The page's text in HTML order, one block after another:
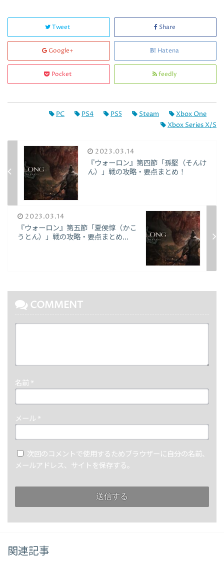
Tweet Share
Google+ Hatena
Pocket feedly
PC PS4 PS5 Steam
Xbox One
Xbox Series X/S
2023.03.14
『ウォーロン』第四節「孫堅（そんけ
ん）」戦の攻略・要点まとめ！
2023.03.14
『ウォーロン』第五節「夏侯惇（かこ
うとん）」戦の攻略・要点まとめ...
COMMENT
名前 *
メール *
次回のコメントで使用するためブラウザーに自分の名前、
メールアドレス、サイトを保存する。
関連記事